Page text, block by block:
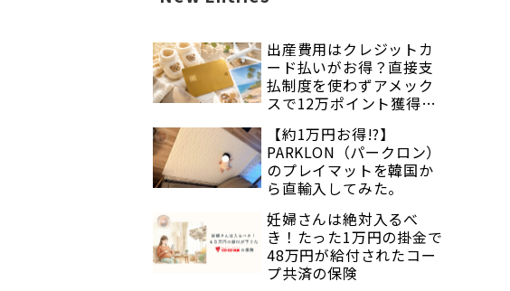
出産費用はクレジットカ
ード払いがお得？直接支
払制度を使わずアメック
スで12万ポイント獲得し
【約1万円お得!?】
PARKLON（パークロン）
のプレイマットを韓国か
ら直輸入してみた。
妊婦さんは絶対入るべ
き！たった1万円の掛金で
48万円が給付されたコー
プ共済の保険